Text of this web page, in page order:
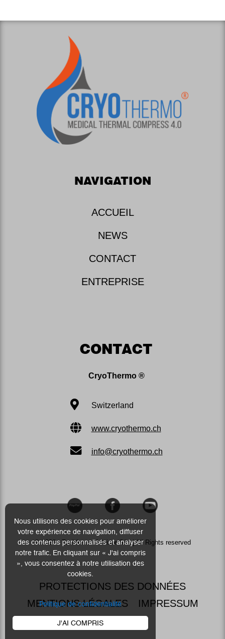
Nous utilisons des cookies pour améliorer
votre expérience de navigation, diffuser
des contenus personnalisés et analyser
notre trafic. En cliquant sur « J'ai compris
», vous consentez à notre utilisation des
cookies.
Politique de confidentialité
J'AI COMPRIS
NAVIGATION
ACCUEIL
NEWS
CONTACT
ENTREPRISE
CONTACT
CryoThermo ®
Switzerland
www.cryothermo.ch
info@cryothermo.ch
© 2026 - Taskforce&Advisor Sàrl | All Rights reserved
PROTECTIONS DES DONNÉES
MENTIONS LÉGALES
IMPRESSUM